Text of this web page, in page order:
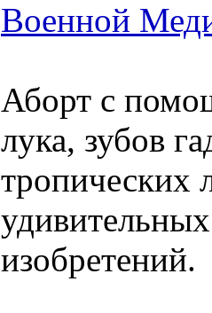
Военной
Аборт с
лука, зубов
тропических
удивительных
изобретений.